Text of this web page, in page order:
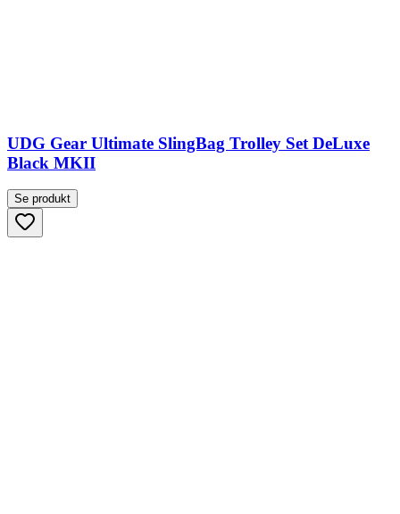
UDG Gear Ultimate SlingBag Trolley Set DeLuxe
Black MKII
Se produkt